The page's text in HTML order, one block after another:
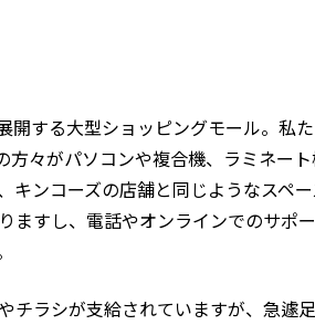
開する大型ショッピングモール。私
々がパソコンや複合機、ラミネー
キンコーズの店舗と同じようなスペ
ますし、電話やオンラインでのサポ
チラシが支給されていますが、急遽